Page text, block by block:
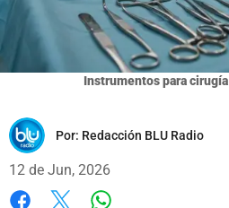
Instrumentos para cirugía
Por: Redacción BLU Radio
12 de Jun, 2026